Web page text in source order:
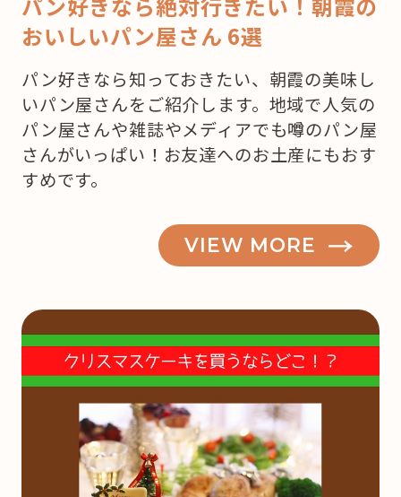
おいしいパン屋さん 6選
パン好きなら知っておきたい、朝霞の美味し
いパン屋さんをご紹介します。地域で人気の
パン屋さんや雑誌やメディアでも噂のパン屋
さんがいっぱい！お友達へのお土産にもおす
すめです。
VIEW MORE